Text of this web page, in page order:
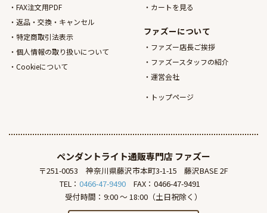
FAX注文用PDF
返品・交換・キャンセル
特定商取引法表示
個人情報の取り扱いについて
Cookieについて
カートを見る
ファズーについて
ファズー店長ご挨拶
ファズースタッフの紹介
運営会社
トップページ
ペンダントライト通販専門店 ファズー
〒251-0053 神奈川県藤沢市本町3-1-15
藤沢BASE 2F
TEL： 0466-47-9490
FAX：0466-47-9491
受付時間：9:00 ～ 18:00（土日祝除く）